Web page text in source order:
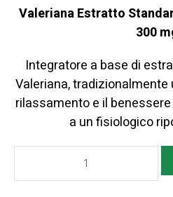
Valeriana Estratto
300
Integratore a base di
Valeriana,
rilassamento e il
a un fisiologico